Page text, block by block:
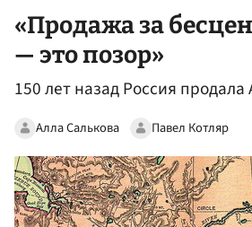
«Продажа за
— это позор»
150 лет назад Россия
Алла Салькова Павел Котляр